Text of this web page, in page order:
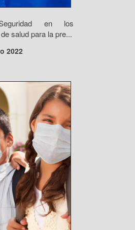
en los
salud para la pre...
2022